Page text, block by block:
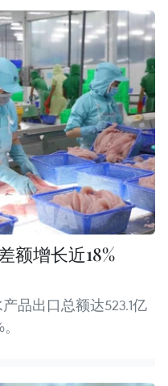
额增长近18%
品出口总额达523.1亿